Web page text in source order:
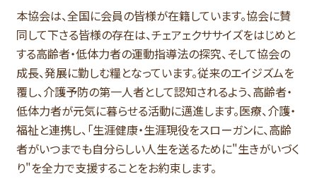
本協会は、全国に会員の皆様が在籍しています。協会に賛
同して下さる皆様の存在は、チェアェクササイズをはじめと
する高齢者・低体力者の運動指導法の探究、そして協会の
成長、発展に勤しむ糧となっています。従来のエイジズムを
覆し、介護予防の第一人者として認知されるよう、高齢者・
低体力者が元気に暮らせる活動に邁進します。医療、介護・
福祉と連携し、「生涯健康・生涯現役をスローガンに、高齢
者がいつまでも自分らしい人生を送るために"生きがいづく
り"を全力で支援することをお約束します。